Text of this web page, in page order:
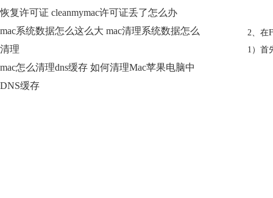
恢复许可证 cleanmymac许可证丢了怎么办
mac系统数据怎么这么大 mac清理系统数据怎么
清理
mac怎么清理dns缓存 如何清理Mac苹果电脑中
DNS缓存
2、在
1）首